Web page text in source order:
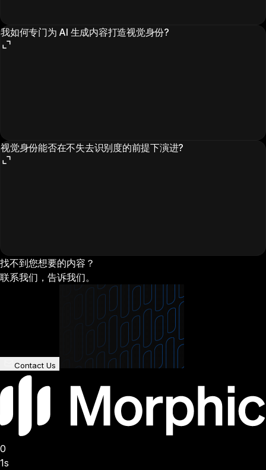
我如何专门为 AI 生成内容打造视觉身份?
视觉身份能否在不失去识别度的前提下演进?
找不到您想要的内容？
联系我们，告诉我们。
Contact Us
0
1s